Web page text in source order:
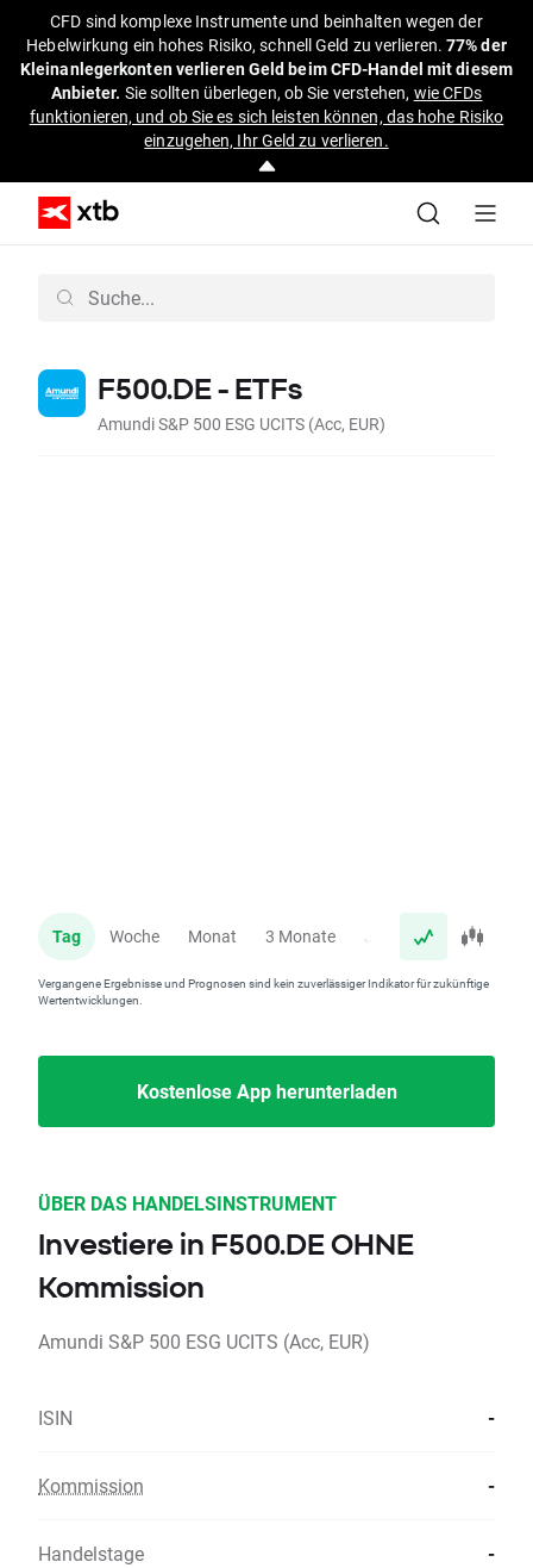
CFD sind komplexe Instrumente und beinhalten wegen der
Hebelwirkung ein hohes Risiko, schnell Geld zu verlieren.77% der
Kleinanlegerkonten verlieren Geld beim CFD-Handel mit diesem
Anbieter. Sie sollten überlegen, ob Sie verstehen, wie CFDs
funktionieren, und ob Sie es sich leisten können, das hohe Risiko
einzugehen, Ihr Geld zu verlieren.
F500.DE - ETFs
Amundi S&P 500 ESG UCITS (Acc, EUR)
Tag Woche Monat 3 Monate Jahr
Vergangene Ergebnisse und Prognosen sind kein zuverlässiger Indikator für zukünftige
Wertentwicklungen.
Kostenlose App herunterladen
ÜBER DAS HANDELSINSTRUMENT
Investiere in F500.DE OHNE
Kommission
Amundi S&P 500 ESG UCITS (Acc, EUR)
ISIN -
Kommission -
Handelstage -